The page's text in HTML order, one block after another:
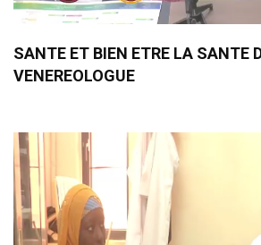
SANTE ET BIEN ETRE LA SANTE
VENEREOLOGUE